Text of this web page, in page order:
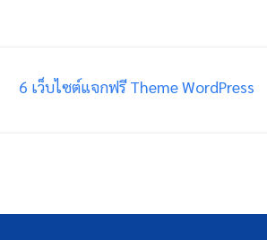
6 เว็บไซต์แจกฟรี Theme WordPress